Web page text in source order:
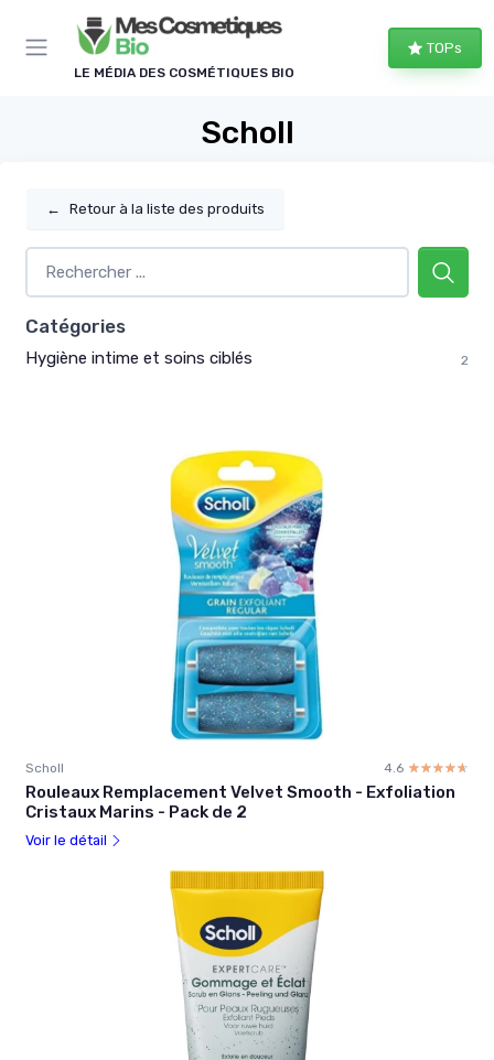
LE MÉDIA DES COSMÉTIQUES BIO
TOPs
Scholl
← Retour à la liste des produits
Catégories
Hygiène intime et soins ciblés 2
Scholl 4.6 ☆☆☆☆☆
★★★★★
Rouleaux Remplacement Velvet Smooth - Exfoliation
Cristaux Marins - Pack de 2
Voir le détail
Panneau de gestion des cookies